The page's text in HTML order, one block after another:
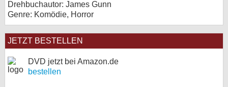
Drehbuchautor: James Gunn
Genre: Komödie, Horror
JETZT BESTELLEN
DVD jetzt bei Amazon.de
bestellen